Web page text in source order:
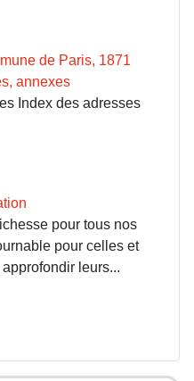
de Paris, 1871
annexes
Index des adresses
pour tous nos
pour celles et
leurs...